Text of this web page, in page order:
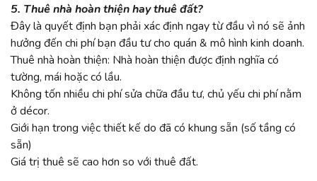
5. Thuê nhà hoàn thiện hay thuê đất?
Đây là quyết định bạn phải xác định ngay từ đầu vì nó sẽ ảnh
hưởng đến chi phí bạn đầu tư cho quán & mô hình kinh doanh.
Thuê nhà hoàn thiện: Nhà hoàn thiện được định nghĩa có
tường, mái hoặc có lầu.
Không tốn nhiều chi phí sửa chữa đầu tư, chủ yếu chi phí nằm
ở décor.
Giới hạn trong việc thiết kế do đã có khung sẵn (số tầng có
sẵn)
Giá trị thuê sẽ cao hơn so với thuê đất.